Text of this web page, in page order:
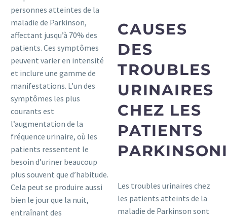
personnes atteintes de la
maladie de Parkinson,
affectant jusqu’à 70% des
patients. Ces symptômes
peuvent varier en intensité
et inclure une gamme de
manifestations. L’un des
symptômes les plus
courants est
l’augmentation de la
fréquence urinaire, où les
patients ressentent le
besoin d’uriner beaucoup
plus souvent que d’habitude.
Cela peut se produire aussi
bien le jour que la nuit,
entraînant des
CAUSES
DES
TROUBLES
URINAIRES
CHEZ LES
PATIENTS
Les troubles urinaires chez
les patients atteints de la
maladie de Parkinson sont